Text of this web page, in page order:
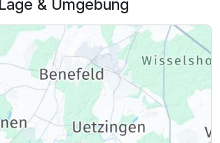
Lage & Umgebung